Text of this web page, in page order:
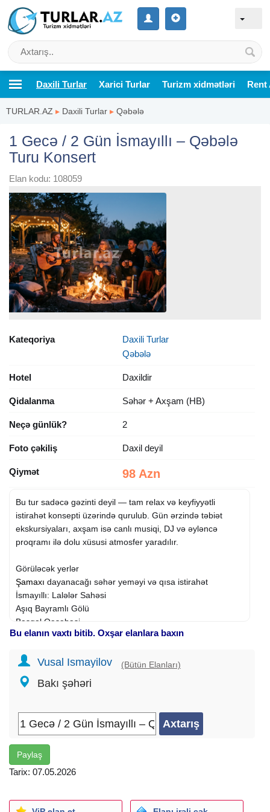
Daxili Turlar Xarici Turlar Turizm xidmətləri Rent
TURLAR.AZ ▸ Daxili Turlar ▸ Qəbələ
1 Gecə / 2 Gün İsmayıllı – Qəbələ
Turu Konsert
Elan kodu: 108059
Kateqoriya
Daxili Turlar
Qəbələ
Hotel Daxildir
Qidalanma Səhər + Axşam (HB)
Neçə günlük? 2
Foto çəkiliş Daxil deyil
Qiymət 98 Azn
Bu tur sadəcə gəzinti deyil — tam relax və keyfiyyətli
istirahət konsepti üzərində qurulub. Gün ərzində təbiət
ekskursiyaları, axşam isə canlı musiqi, DJ və əyləncə
proqramı ilə dolu xüsusi atmosfer yaradılır.
Görüləcək yerlər
Şamaxı dayanacağı səhər yeməyi və qısa istirahət
İsmayıllı: Lalələr Sahəsi
Aşıq Bayramlı Gölü
Basqal Qəsəbəsi
Laza kəndi çay süfrəsi
Tur daxilində olan
Komfortlu nəqliyyat
2 dəfə Səhər və 1 dəfə axşam yeməyi
Canlı musiqi və DJ proqramı
Çay süfrəsi
Ekskursiyalar və tur rəhbəri
Rahat istirahət axtaranlar
Bu elanın vaxtı bitib. Oxşar elanlara baxın
Vusal Ismayilov (Bütün Elanları)
Bakı şəhəri
Paylaş
Tarix: 07.05.2026